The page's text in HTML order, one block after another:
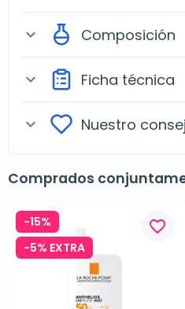
expand_more Composición
expand_more Ficha técnica
expand_more Nuestro
Comprados
-15%
-5% EXTRA
favorite_border